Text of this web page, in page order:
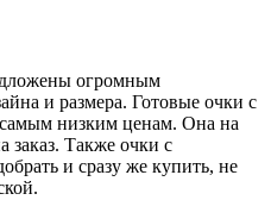
огромным
и размера. Готовые очки с
низким ценам. Она на
заказ. Также очки с
и сразу же купить, не